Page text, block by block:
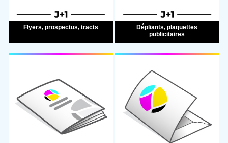
Livraison & installation
Expédition
FICHIER
Flyers, prospectus, tracts
Dépliants, plaquettes
publicitaires